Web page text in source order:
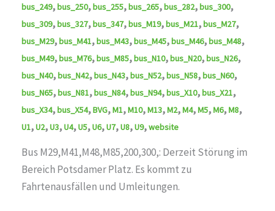
bus_249,bus_250,bus_255,bus_265,bus_282,bus_300,
bus_309,bus_327,bus_347,bus_M19,bus_M21,bus_M27,
bus_M29,bus_M41,bus_M43,bus_M45,bus_M46,bus_M48,
bus_M49,bus_M76,bus_M85,bus_N10,bus_N20,bus_N26,
bus_N40,bus_N42,bus_N43,bus_N52,bus_N58,bus_N60,
bus_N65,bus_N81,bus_N84,bus_N94,bus_X10,bus_X21,
bus_X34,bus_X54,BVG,M1,M10,M13,M2,M4,M5,M6,M8,
U1,U2,U3,U4,U5,U6,U7,U8,U9,website
Bus M29,M41,M48,M85,200,300,: Derzeit Störung im
Bereich Potsdamer Platz. Es kommt zu
Fahrtenausfällen und Umleitungen.